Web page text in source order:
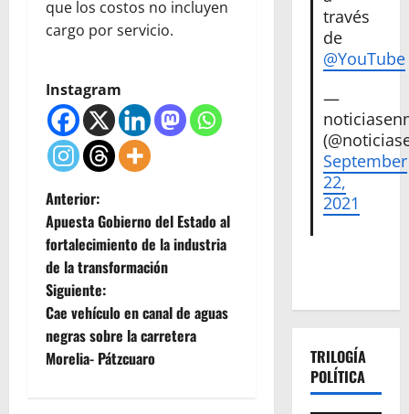
que los costos no incluyen
cargo por servicio.
Instagram
N
a
v
e
g
Anterior:
Apuesta Gobierno del Estado al
fortalecimiento de la industria
de la transformación
Siguiente:
Cae vehículo en canal de aguas
negras sobre la carretera
Morelia- Pátzcuaro
través
de
@YouTube
—
September
22,
2021
TRILOGÍA
POLÍTICA